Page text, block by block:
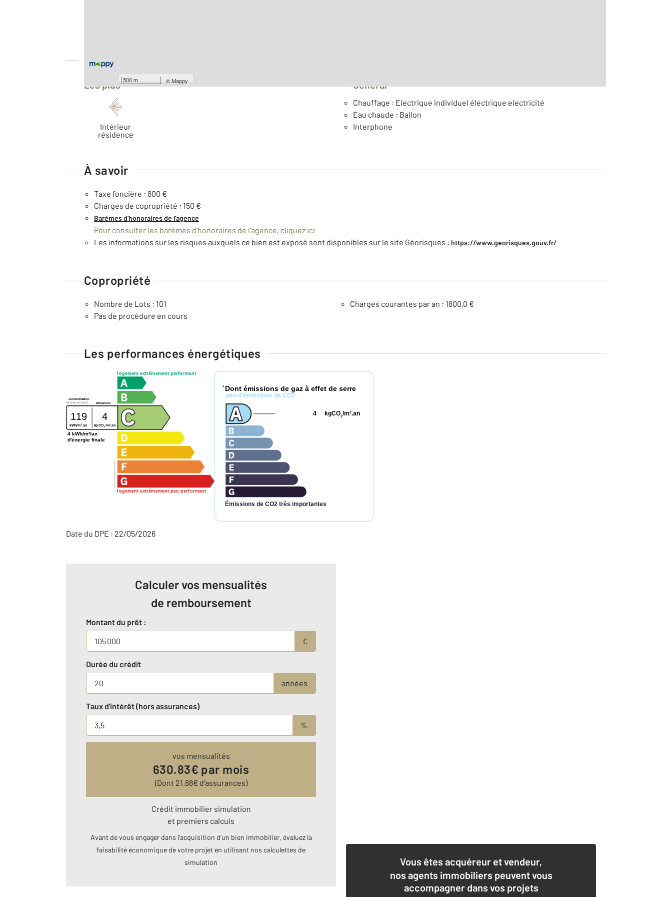
500 m ©Mappy
Équipements
Les plus
Intérieur
résidence
Général
Chauffage : Electrique individuel électrique electricité
Eau chaude : Ballon
Interphone
À savoir
Taxe foncière : 800 €
Charges de copropriété : 150 €
Barèmes d'honoraires de l'agence
Pour consulter les barèmes d'honoraires de l'agence, cliquez ici
Les informations sur les risques auxquels ce bien est exposé sont disponibles sur le site Géorisques : https://www.georisques.gouv.fr/
Copropriété
Nombre de Lots : 101
Charges courantes par an : 1800,0 €
Pas de procédure en cours
Les performances énergétiques
logement extrêmement performant
logement extrêmement peu performant
consommation
émissions
(énergie primaire)
119 4
kWh/m 2 .an kg CO2/m2 .an
4 kWh/m²/an
d'énergie finale
* Dont émissions de gaz à effet de serre
peu d'émissions de CO2
Émissions de CO2 très importantes
kgCO2/m2.an
4
Date du DPE : 22/05/2026
Calculer vos mensualités
de remboursement
Montant du prêt :
€
Durée du crédit
années
Taux d'intérêt (hors assurances)
%
vos mensualités
630.83€ par mois
(Dont 21.88€ d’assurances)
Crédit immobilier simulation
et premiers calculs
Avant de vous engager dans l’acquisition d’un bien immobilier, évaluez la
faisabilité économique de votre projet en utilisant nos calculettes de
simulation
Vous êtes acquéreur et vendeur,
nos agents immobiliers peuvent vous
accompagner dans vos projets